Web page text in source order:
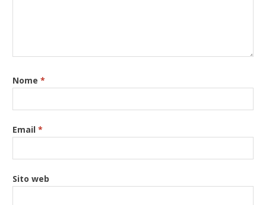
Nome*
Email*
Sito web